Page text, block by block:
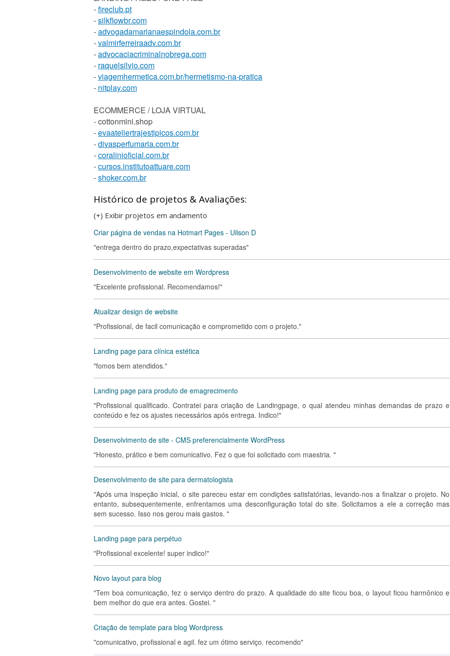
-fireclub.pt
-silkflowbr.com
-advogadamarianaespindola.com.br
-valmirferreiraadv.com.br
-advocaciacriminalnobrega.com
- raquelsilvio.com
-viagemhermetica.com.br/hermetismo-na-pratica
- nitplay.com
ECOMMERCE / LOJA VIRTUAL
- cottonmini.shop
-evaateliertrajestipicos.com.br
-divasperfumaria.com.br
-coralinioficial.com.br
-cursos.institutoattuare.com
-shoker.com.br
Histórico de projetos & Avaliações:
(+) Exibir projetos em andamento
Criar página de vendas na Hotmart Pages - Uilson D
"entrega dentro do prazo,expectativas superadas"
Desenvolvimento de website em Wordpress
"Excelente profissional. Recomendamos!"
Atualizar design de website
"Profissional, de facil comunicação e comprometido com o projeto."
Landing page para clínica estética
"fomos bem atendidos."
Landing page para produto de emagrecimento
"Profissional qualificado. Contratei para criação de Landingpage, o qual atendeu minhas demandas de prazo e
conteúdo e fez os ajustes necessários após entrega. Indico!"
Desenvolvimento de site - CMS preferencialmente WordPress
"Honesto, prático e bem comunicativo. Fez o que foi solicitado com maestria. "
Desenvolvimento de site para dermatologista
"Após uma inspeção inicial, o site pareceu estar em condições satisfatórias, levando-nos a finalizar o projeto. No
entanto, subsequentemente, enfrentamos uma desconfiguração total do site. Solicitamos a ele a correção mas
sem sucesso. Isso nos gerou mais gastos. "
Landing page para perpétuo
"Profissional excelente! super indico!"
Novo layout para blog
"Tem boa comunicação, fez o serviço dentro do prazo. A qualidade do site ficou boa, o layout ficou harmônico e
bem melhor do que era antes. Gostei. "
Criação de template para blog Wordpress
"comunicativo, profissional e agil. fez um ótimo serviço. recomendo"